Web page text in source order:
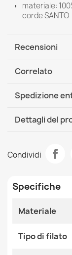
materiale:
corde SANTO
Recensioni
Correlato
Tappeto
31,90 €
31,90 €
Spedizione
DHL / GLS
Dettagli del
Dimensioni
Condividi
Specifiche
Materiale
Tipo di filato